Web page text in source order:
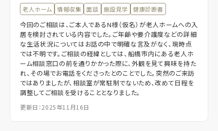
老人ホーム 情報収集 面談 施設見学 健康診断書
今回のご相談は、ご本人であるN様（仮名）が老人ホームへの入
居を検討されている内容でした。ご年齢や要介護度などの詳細
な生活状況についてはお話の中で明確な言及がなく、現時点
では不明です。ご相談の経緯としては、船橋市内にある老人ホ
ーム相談窓口の前を通りかかった際に、外観を見て興味を持た
れ、その場でお電話をくださったとのことでした。突然のご来訪
ではありましたが、相談室が常駐制でないため、改めて日程を
調整してご相談を受けることとなりました。
更新日：2025年11月16日